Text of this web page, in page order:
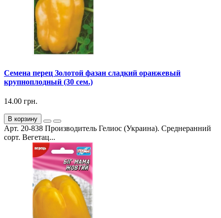
Семена перец Золотой фазан сладкий оранжевый
крупноплодный (30 сем.)
14.00 грн.
В корзину
Арт. 20-838 Производитель Гелиос (Украина). Среднеранний
сорт. Вегетац...